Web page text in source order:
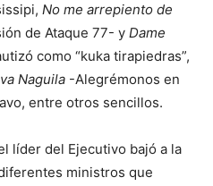
No me arrepiento de
de Ataque 77- y Dame
como “kuka tirapiedras”,
Naguila -Alegrémonos en
entre otros sencillos.
líder del Ejecutivo bajó a la
ministros que